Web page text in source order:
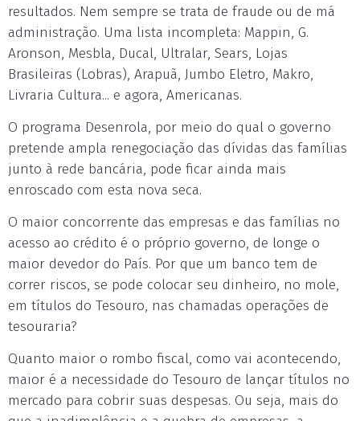
resultados. Nem sempre se trata de fraude ou de má
administração. Uma lista incompleta: Mappin, G.
Aronson, Mesbla, Ducal, Ultralar, Sears, Lojas
Brasileiras (Lobras), Arapuã, Jumbo Eletro, Makro,
Livraria Cultura... e agora, Americanas.
O programa Desenrola, por meio do qual o governo
pretende ampla renegociação das dívidas das famílias
junto à rede bancária, pode ficar ainda mais
enroscado com esta nova seca.
O maior concorrente das empresas e das famílias no
acesso ao crédito é o próprio governo, de longe o
maior devedor do País. Por que um banco tem de
correr riscos, se pode colocar seu dinheiro, no mole,
em títulos do Tesouro, nas chamadas operações de
tesouraria?
Quanto maior o rombo fiscal, como vai acontecendo,
maior é a necessidade do Tesouro de lançar títulos no
mercado para cobrir suas despesas. Ou seja, mais do